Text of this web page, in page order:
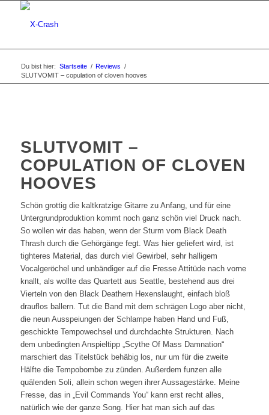
Du bist hier: Startseite / Reviews /
SLUTVOMIT – copulation of cloven hooves
SLUTVOMIT –
COPULATION OF CLOVEN
HOOVES
Schön grottig die kaltkratzige Gitarre zu Anfang, und für eine
Untergrundproduktion kommt noch ganz schön viel Druck nach.
So wollen wir das haben, wenn der Sturm vom Black Death
Thrash durch die Gehörgänge fegt. Was hier geliefert wird, ist
tighteres Material, das durch viel Gewirbel, sehr halligem
Vocalgeröchel und unbändiger auf die Fresse Attitüde nach vorne
knallt, als wollte das Quartett aus Seattle, bestehend aus drei
Vierteln von den Black Deathern Hexenslaught, einfach bloß
drauflos ballern. Tut die Band mit dem schrägen Logo aber nicht,
die neun Ausspeiungen der Schlampe haben Hand und Fuß,
geschickte Tempowechsel und durchdachte Strukturen. Nach
dem unbedingten Anspieltipp „Scythe Of Mass Damnation“
marschiert das Titelstück behäbig los, nur um für die zweite
Hälfte die Tempobombe zu zünden. Außerdem funzen alle
quälenden Soli, allein schon wegen ihrer Aussagestärke. Meine
Fresse, das in „Evil Commands You“ kann erst recht alles,
natürlich wie der ganze Song. Hier hat man sich auf das